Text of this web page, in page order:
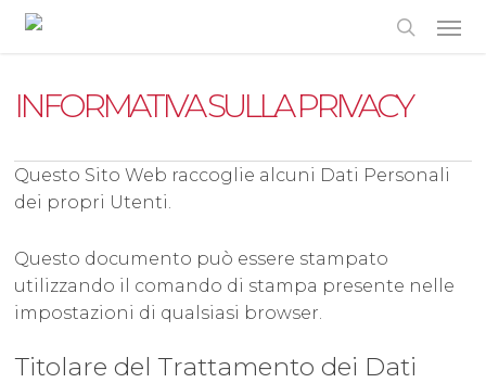
Skip
content
INFORMATIVA SULLA PRIVACY
Questo Sito Web raccoglie alcuni Dati Personali
dei propri Utenti.
Questo documento può essere stampato
utilizzando il comando di stampa presente nelle
impostazioni di qualsiasi browser.
Titolare del Trattamento dei Dati